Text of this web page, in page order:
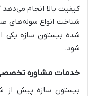
کیفیت بالا انجام
شناخت انواع سوله‌های
شده بیستون سازه یکی
شود.
خدمات مشاوره تخصصی
بیستون سازه پیش از